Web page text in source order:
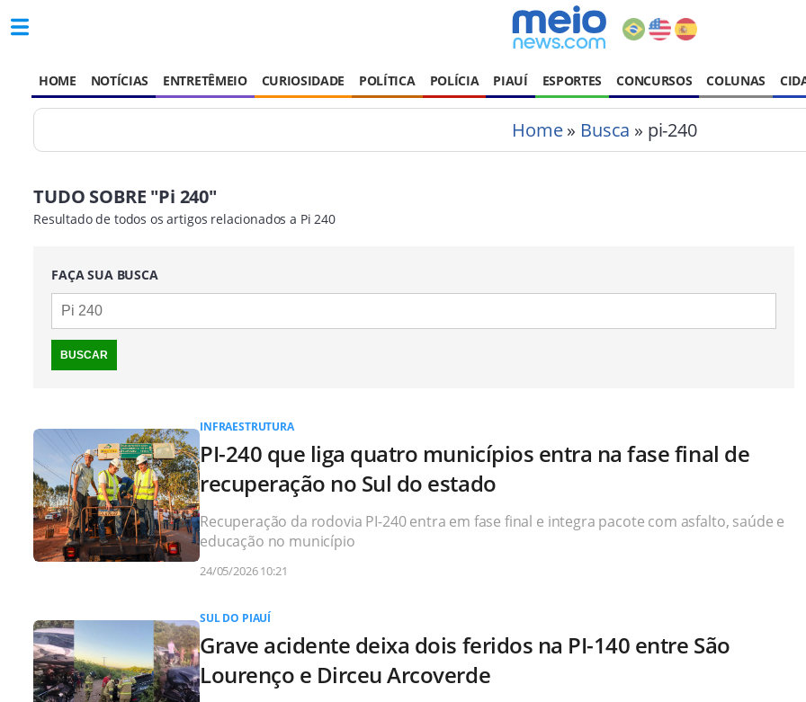
HOME NOTÍCIAS ENTRETÊMEIO CURIOSIDADE POLÍTICA POLÍCIA PIAUÍ ESPORTES CONCURSOS COLUNAS
Home» Busca » pi-240
TUDO SOBRE "Pi 240"
Resultado de todos os artigos relacionados a Pi 240
FAÇA SUA BUSCA
BUSCAR
INFRAESTRUTURA
PI-240 que liga quatro municípios entra na fase final de
recuperação no Sul do estado
Recuperação da rodovia PI-240 entra em fase final e integra pacote com asfalto, saúde e
educação no município
24/05/2026 10:21
SUL DO PIAUÍ
Grave acidente deixa dois feridos na PI-140 entre São
Lourenço e Dirceu Arcoverde